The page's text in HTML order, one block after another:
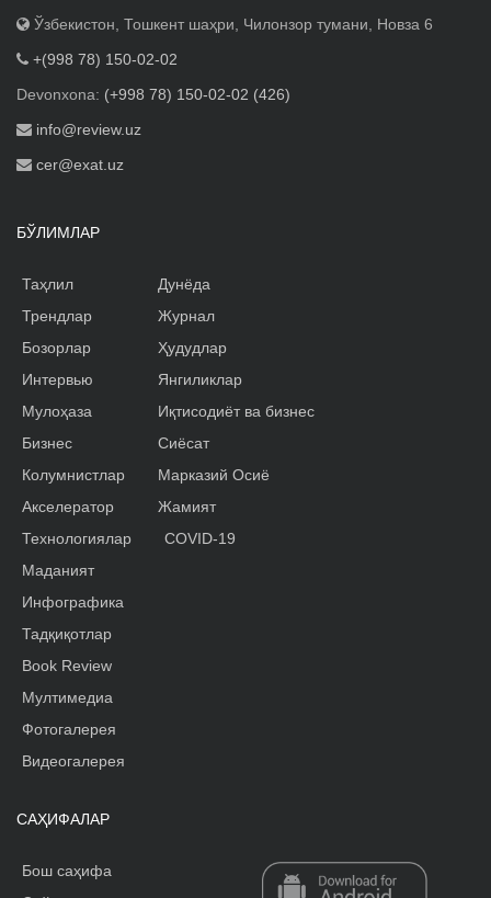
Ўзбекистон, Тошкент шаҳри, Чилонзор тумани, Новза 6
+(998 78) 150-02-02
Devonxona: (+998 78) 150-02-02 (426)
info@review.uz
cer@exat.uz
БЎЛИМЛАР
Таҳлил
Трендлар
Бозорлар
Интервью
Мулоҳаза
Бизнес
Колумнистлар
Акселератор
Дунёда
Журнал
Ҳудудлар
Янгиликлар
Иқтисодиёт ва бизнес
Сиёсат
Марказий Осиё
Жамият
Технологиялар
Маданият
Инфографика
Тадқиқотлар
Book Review
Мултимедиа
Фотогалерея
Видеогалерея
COVID-19
САҲИФАЛАР
Бош саҳифа